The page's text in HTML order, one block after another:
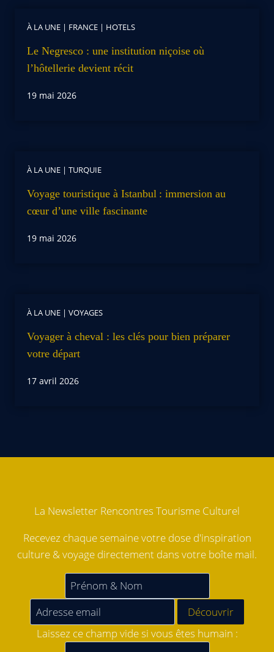
À LA UNE | FRANCE | HOTELS
Le Negresco : une institution niçoise où
l’hôtellerie devient récit
19 mai 2026
À LA UNE | TURQUIE
Voyage touristique à Istanbul : immersion au
cœur d’une ville fascinante
19 mai 2026
À LA UNE | VOYAGES
Voyager à cheval : les clés pour bien préparer
votre départ
17 avril 2026
La Newsletter Rencontres Tourisme Culturel
Recevez chaque semaine votre dose d'inspiration
culture & voyage directement dans votre boîte mail.
Laissez ce champ vide si vous êtes humain :